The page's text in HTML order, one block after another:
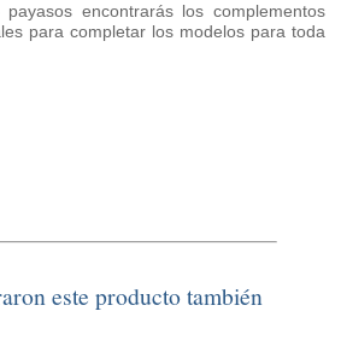
encontrarás los complementos
para completar los modelos para toda
este producto también